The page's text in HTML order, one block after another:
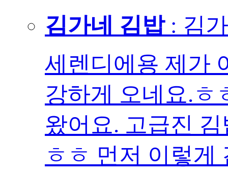
김가네 김밥: 김
세렌디에용 제가
강하게 오네요.
왔어요. 고급진
ㅎㅎ 먼저 이렇게